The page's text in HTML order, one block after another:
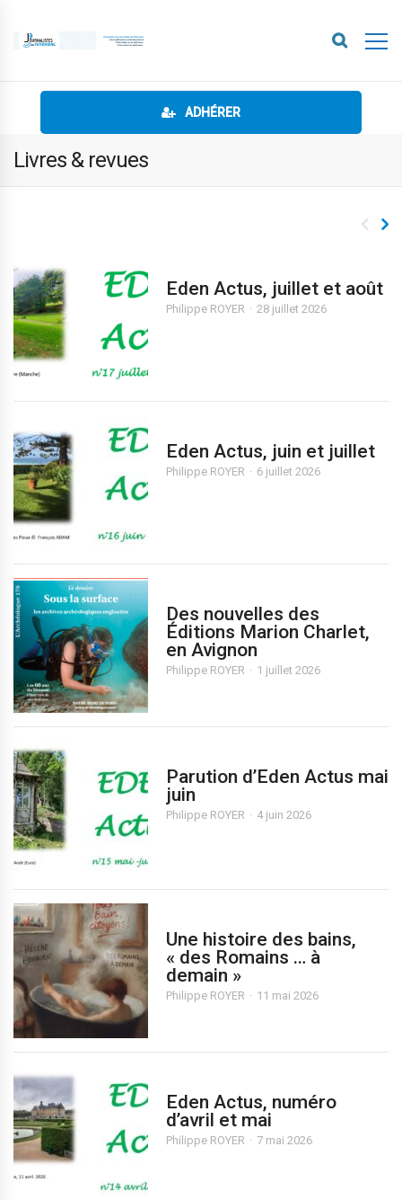
ADHÉRER
Livres & revues
Eden Actus, juillet et août
Philippe ROYER 28 juillet 2026
Eden Actus, juin et juillet
Philippe ROYER 6 juillet 2026
Des nouvelles des
Éditions Marion Charlet,
en Avignon
Philippe ROYER 1 juillet 2026
Parution d’Eden Actus mai
juin
Philippe ROYER 4 juin 2026
Une histoire des bains,
« des Romains … à
demain »
Philippe ROYER 11 mai 2026
Eden Actus, numéro
d’avril et mai
Philippe ROYER 7 mai 2026